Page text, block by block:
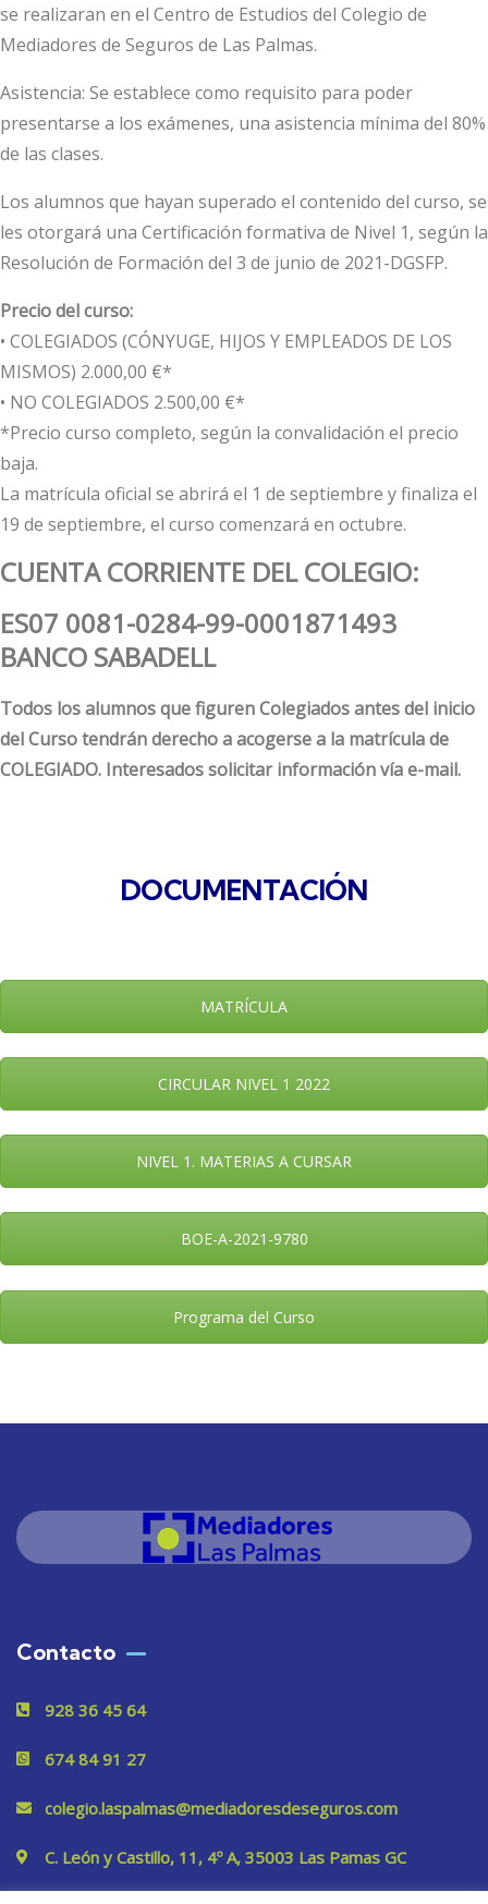
se realizaran en el Centro de Estudios del Colegio de
Mediadores de Seguros de Las Palmas.
Asistencia: Se establece como requisito para poder
presentarse a los exámenes, una asistencia mínima del 80%
de las clases.
Los alumnos que hayan superado el contenido del curso, se
les otorgará una Certificación formativa de Nivel 1, según la
Resolución de Formación del 3 de junio de 2021-DGSFP.
Precio del curso:
• COLEGIADOS (CÓNYUGE, HIJOS Y EMPLEADOS DE LOS
MISMOS) 2.000,00 €*
• NO COLEGIADOS 2.500,00 €*
*Precio curso completo, según la convalidación el precio
baja.
La matrícula oficial se abrirá el 1 de septiembre y finaliza el
19 de septiembre, el curso comenzará en octubre.
CUENTA CORRIENTE DEL COLEGIO:
ES07 0081-0284-99-0001871493
BANCO SABADELL
Todos los alumnos que figuren Colegiados antes del inicio
del Curso tendrán derecho a acogerse a la matrícula de
COLEGIADO. Interesados solicitar información vía e-mail.
DOCUMENTACIÓN
MATRÍCULA
CIRCULAR NIVEL 1 2022
NIVEL 1. MATERIAS A CURSAR
BOE-A-2021-9780
Programa del Curso
Contacto
928 36 45 64
674 84 91 27
colegio.laspalmas@mediadoresdeseguros.com
C. León y Castillo, 11, 4º A, 35003 Las Pamas GC